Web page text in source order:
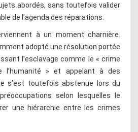
abordés, sans toutefois valider
de l’agenda des réparations.
à un moment charnière.
adopté une résolution portée
l’esclavage comme le « crime
l’humanité » et appelant à des
s’est toutefois abstenue lors du
selon lesquelles le
une hiérarchie entre les crimes